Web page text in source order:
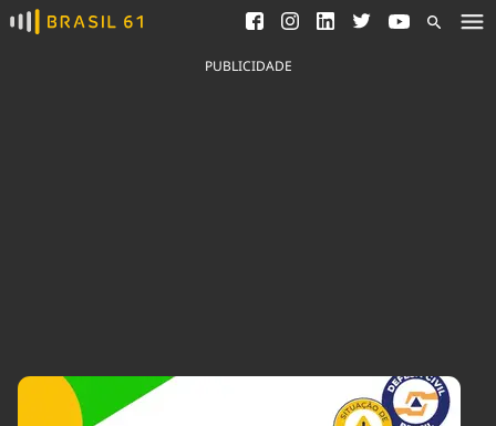
Ver todas as notícias
Saneamento
Indicadores
Agronegócios
Meio Ambiente
PUBLICIDADE